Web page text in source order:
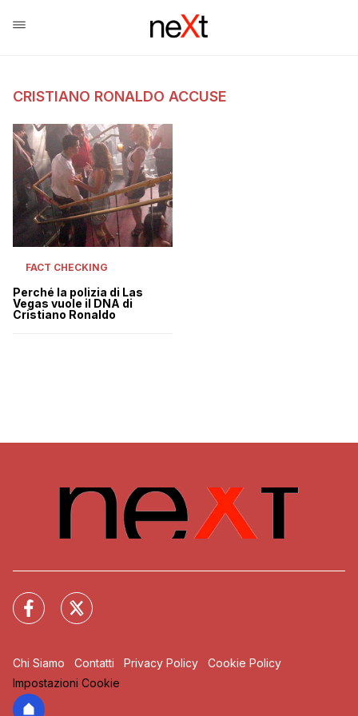
CRISTIANO RONALDO ACCUSE
FACT CHECKING
Perché la polizia di Las
Vegas vuole il DNA di
Cristiano Ronaldo
Chi Siamo Contatti Privacy Policy
Cookie Policy
Impostazioni Cookie